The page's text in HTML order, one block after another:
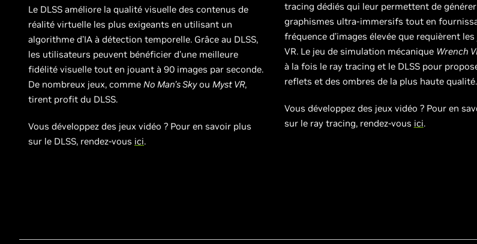
Le DLSS améliore la qualité visuelle des contenus de
réalité virtuelle les plus exigeants en utilisant un
algorithme d’IA à détection temporelle. Grâce au DLSS,
les utilisateurs peuvent bénéficier d’une meilleure
fidélité visuelle tout en jouant à 90 images par seconde.
De nombreux jeux, comme No Man’s Skyou Myst VR,
tirent profit du DLSS.
Vous développez des jeux vidéo ? Pour en savoir plus
sur le DLSS, rendez-vous ici.
tracing dédiés qui leur permettent de
graphismes ultra-immersifs tout en
fréquence d’images élevée que requièrent les
VR. Le jeu de simulation mécanique Wrench
à la fois le ray tracing et le DLSS pour
reflets et des ombres de la plus haute qualité.
Vous développez des jeux vidéo ? Pour en
sur le ray tracing, rendez-vous ici.